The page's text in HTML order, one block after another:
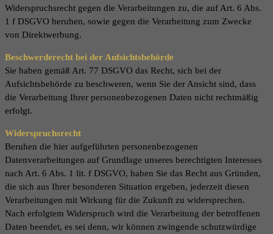
Widerspruchsrecht gegen die Verarbeitungen zu, die auf Art. 6 Abs.
1 f DSGVO beruhen, sowie gegen die Verarbeitung zum Zwecke
von Direktwerbung.
Beschwerderecht bei der Aufsichtsbehörde
Sie haben gemäß Art. 77 DSGVO das Recht, sich bei der
Aufsichtsbehörde zu beschweren, wenn Sie der Ansicht sind, dass
die Verarbeitung Ihrer personenbezogenen Daten nicht rechtmäßig
erfolgt.
Widerspruchsrecht
Beruhen die hier aufgeführten personenbezogenen
Datenverarbeitungen auf Grundlage unseres berechtigten Interesses
nach Art. 6 Abs. 1 lit. f DSGVO, haben Sie das Recht aus Gründen,
die sich aus Ihrer besonderen Situation ergeben, jederzeit diesen
Verarbeitungen mit Wirkung für die Zukunft zu widersprechen.
Nach erfolgtem Widerspruch wird die Verarbeitung der betroffenen
Daten beendet, es sei denn, wir können zwingende schutzwürdige